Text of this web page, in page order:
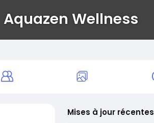
Aquazen Wellness
Mises à jour récentes